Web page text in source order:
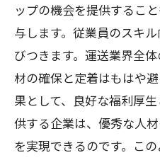
ップの機会を提供するこ
与します。従業員のスキ
びつきます。運送業界全
材の確保と定着はもはや
果として、良好な福利厚
供する企業は、優秀な人
を実現できるのです。こ